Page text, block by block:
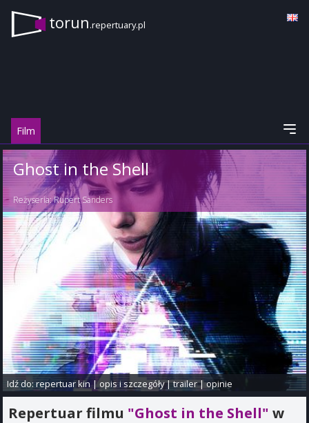
torun.repertuary.pl
Film
Ghost in the Shell
Reżyseria:Rupert Sanders
Idź do:repertuar kin |opis i szczegóły|trailer|opinie
Repertuar filmu "Ghost in the Shell" w